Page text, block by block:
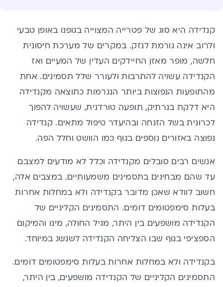
קנדידה היא סוג של פטרייה המצוייה בגופנו באופן טבעי
ולרוב אינה גורמת לנזק. במקרים של מערכת חיסונית
חלשה, מופר מאזן החיידקים העדין של המעיים ואז
הקנדידה עשויה להתרבות ולעורר שלל תסמינים. אחת
מהתופעות הנפוצות ביותר הנגרמות כתוצאה מקנדידה
היא דלקת בנרתיק, תופעה טורדנית, שעשויה להפוך
לכרונית בשל הזנחה ובהיעדר טיפול מתאים. קנדידה
נפוצה באזורים נוספים בגוף כמו הוושט וחלל הפה.
אנשים רבים סובלים מקנדידה וכלל לא מודעים למצבם
עד שהם מבחינים בתסמינים משמעותיים. במצבים אלה,
חשוב לוודא שאכן מדובר בקנדידה ולא במחלות אחרות
בעלות סימפטומים דומים. התסמינים הקליניים של
הקנדידה מושפעים בין היתר, מגיל החולה, מינו והמיקום
הספציפי בגוף שבו הצליחה הקנדידה לשגשג במיוחד.
בקנדידה ולא במחלות אחרות בעלות סימפטומים דומים.
התסמינים הקליניים של הקנדידה מושפעים, בין היתר,